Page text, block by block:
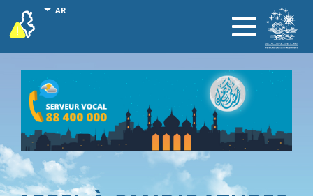
تجاوز
المحتوى
Toggle
navigation
AR
actions
vigilance